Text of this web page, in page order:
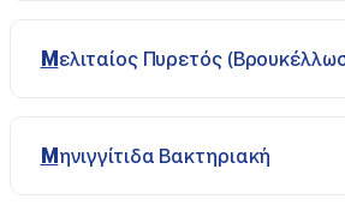
Μελιταίος Πυρετός
Μηνιγγίτιδα Βακτηριακή